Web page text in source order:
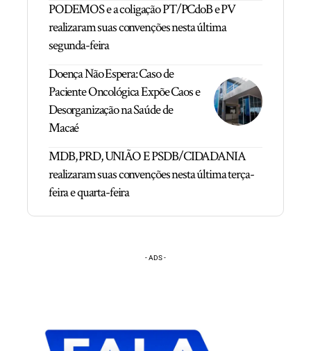
PODEMOS e a coligação PT/PCdoB e PV
realizaram suas convenções nesta última
segunda-feira
Doença Não Espera: Caso de
Paciente Oncológica Expõe Caos e
Desorganização na Saúde de
Macaé
MDB, PRD, UNIÃO E PSDB/CIDADANIA
realizaram suas convenções nesta última terça-
feira e quarta-feira
- ADS -